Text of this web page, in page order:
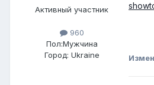
Активный участник
960
Пол:Мужчина
Город: Ukraine